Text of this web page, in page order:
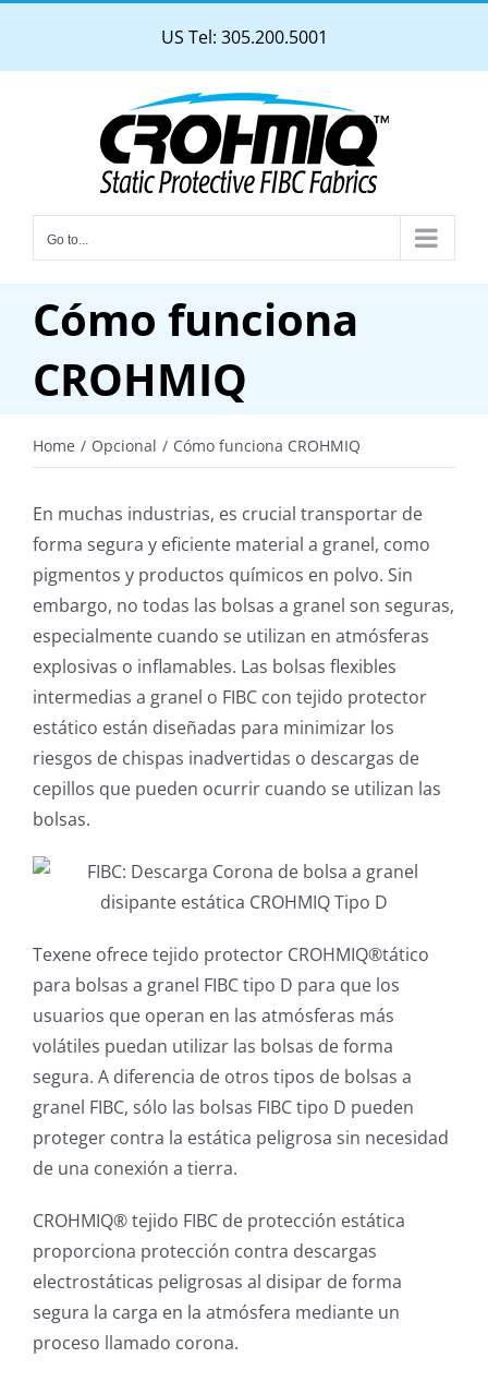
content
US Tel: 305.200.5001
Go to...
Cómo funciona
CROHMIQ
Home Opcional Cómo funciona CROHMIQ
En muchas industrias, es crucial transportar de
forma segura y eficiente material a granel, como
pigmentos y productos químicos en polvo. Sin
embargo, no todas las bolsas a granel son seguras,
especialmente cuando se utilizan en atmósferas
explosivas o inflamables. Las bolsas flexibles
intermedias a granel o FIBC con tejido protector
estático están diseñadas para minimizar los
riesgos de chispas inadvertidas o descargas de
cepillos que pueden ocurrir cuando se utilizan las
bolsas.
Texene ofrece tejido protector CROHMIQ®tático
para bolsas a granel FIBC tipo D para que los
usuarios que operan en las atmósferas más
volátiles puedan utilizar las bolsas de forma
segura. A diferencia de otros tipos de bolsas a
granel FIBC, sólo las bolsas FIBC tipo D pueden
proteger contra la estática peligrosa sin necesidad
de una conexión a tierra.
CROHMIQ® tejido FIBC de protección estática
proporciona protección contra descargas
electrostáticas peligrosas al disipar de forma
segura la carga en la atmósfera mediante un
proceso llamado corona.